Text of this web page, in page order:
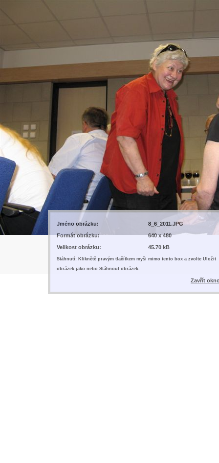
Jméno obrázku:
8_6_2011.JPG
Formát obrázku:
640 x 480
Velikost obrázku:
45.70 kB
Stáhnutí: Kliknětě pravým tlačítkem myši mimo tento box a zvolte Uložit
obrázek jako nebo Stáhnout obrázek.
Zavřít